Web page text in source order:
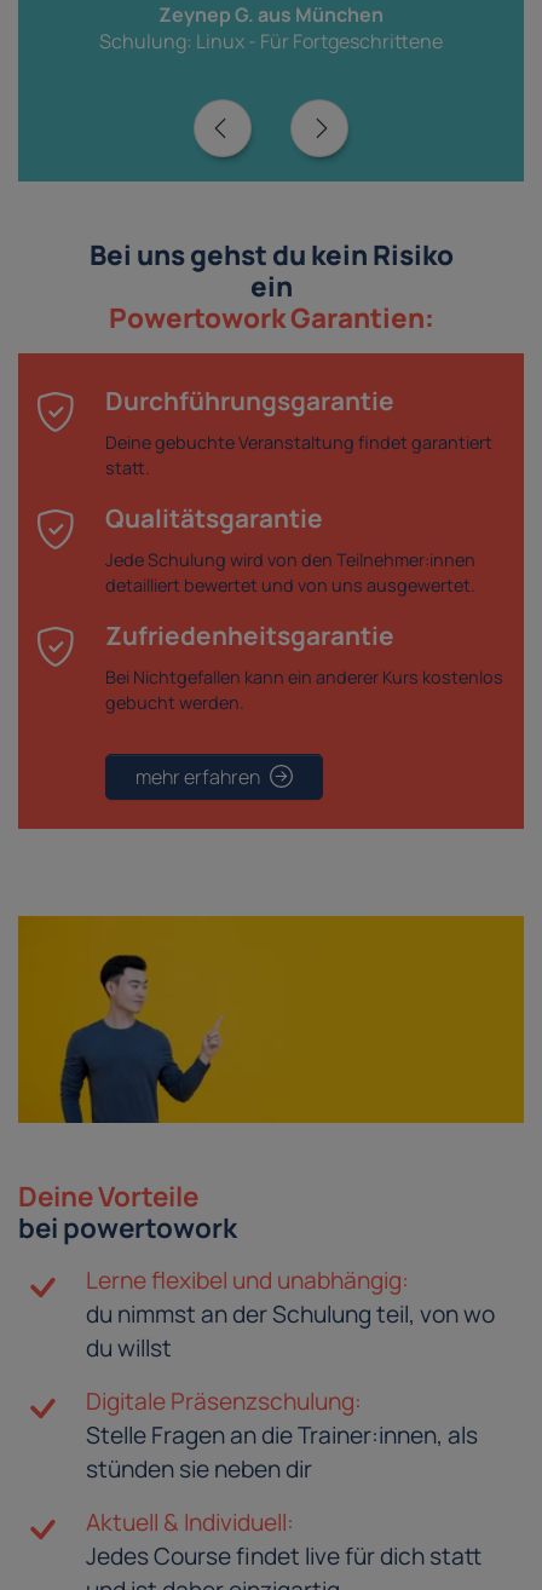
Zeynep G. aus München
Schulung: Linux - Für Fortgeschrittene
Bei uns gehst du kein Risiko
ein
Powertowork Garantien:
Durchführungsgarantie
Deine gebuchte Veranstaltung findet garantiert
statt.
Qualitätsgarantie
Jede Schulung wird von den Teilnehmer:innen
detailliert bewertet und von uns ausgewertet.
Zufriedenheitsgarantie
Bei Nichtgefallen kann ein anderer Kurs kostenlos
gebucht werden.
mehr erfahren
Deine Vorteile
bei powertowork
Lerne flexibel und unabhängig:
du nimmst an der Schulung teil, von wo
du willst
Digitale Präsenzschulung:
Stelle Fragen an die Trainer:innen, als
stünden sie neben dir
Aktuell & Individuell:
Jedes Course findet live für dich statt